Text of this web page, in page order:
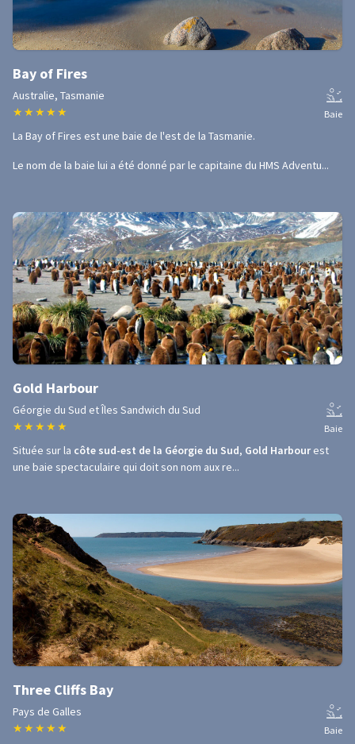
Bay of Fires
Australie, Tasmanie
★ ★ ★ ★ ★ Baie
La Bay of Fires est une baie de l'est de la Tasmanie.
Le nom de la baie lui a été donné par le capitaine du HMS Adventu...
Gold Harbour
Géorgie du Sud et Îles Sandwich du Sud
★ ★ ★ ★ ★ Baie
Située sur la côte sud-est de la Géorgie du Sud, Gold Harbourest
une baie spectaculaire qui doit son nom aux re...
Three Cliffs Bay
Pays de Galles
★ ★ ★ ★ ★ Baie